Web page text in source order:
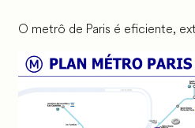
O metrô de Paris é eficiente,